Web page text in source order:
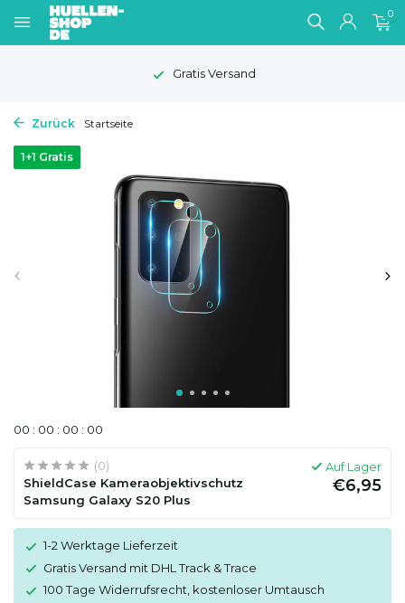
0
Gratis Versand
Zurück Startseite
1+1 Gratis
00 : 00 : 00 : 00
(0)
ShieldCase Kameraobjektivschutz
Samsung Galaxy S20 Plus
Auf Lager
€6,95
1-2 Werktage Lieferzeit
Gratis Versand mit DHL Track & Trace
100 Tage Widerrufsrecht, kostenloser Umtausch